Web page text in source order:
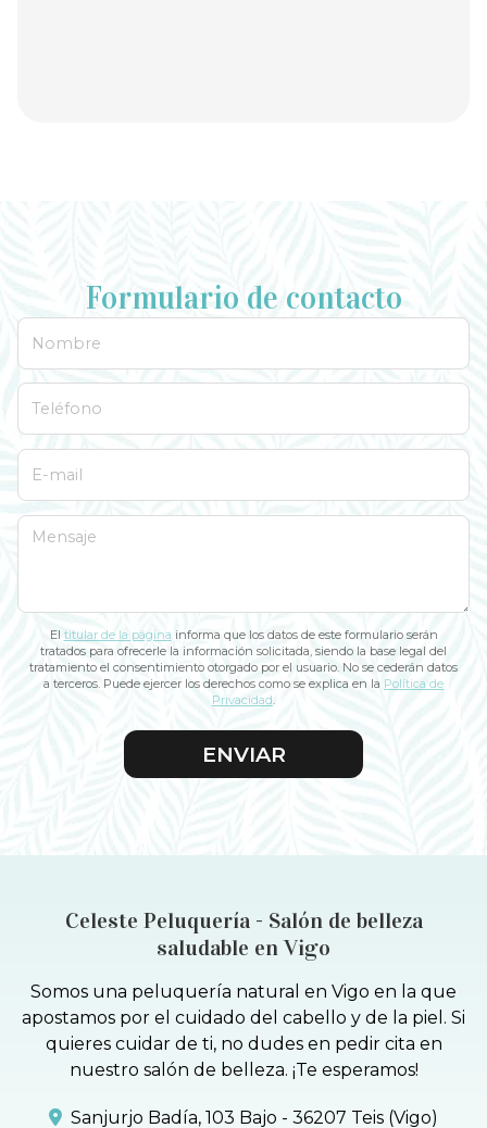
Formulario de contacto
Nombre
Teléfono
E-mail
Mensaje
El titular de la página informa que los datos de este formulario serán
tratados para ofrecerle la información solicitada, siendo la base legal del
tratamiento el consentimiento otorgado por el usuario. No se cederán datos
a terceros. Puede ejercer los derechos como se explica en la Política de
Privacidad
Celeste Peluquería - Salón de belleza
saludable en Vigo
Somos una peluquería natural en Vigo en la que
apostamos por el cuidado del cabello y de la piel. Si
quieres cuidar de ti, no dudes en pedir cita en
nuestro salón de belleza. ¡Te esperamos!
Sanjurjo Badía, 103 Bajo - 36207 Teis (Vigo)